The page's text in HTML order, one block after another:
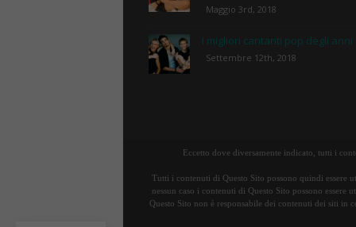
Maggio 3rd, 2018
I migliori cantanti pop degli anni
Settembre 12th, 2018
Eccetto dove diversamente indicato, tutti i
Tutti i contenuti di Questo Sito possono quindi essere
nessun caso i contenuti di Questo Sito possono
Questo Sito non è responsabile dei contenuti dei siti